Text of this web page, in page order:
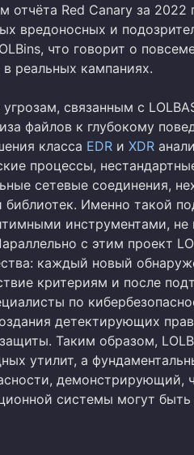
отчёта Red Canary за 2022
вредоносных и
что говорит о
реальных кампаниях.
связанным с
файлов к глубокому
класса EDR и XDR
процессы,
сетевые соединения,
библиотек. Именно такой
инструментами, не
с этим проект
каждый новый
критериям и после
по
детектирующих
Таким образом,
утилит, а
демонстрирующий,
системы могут